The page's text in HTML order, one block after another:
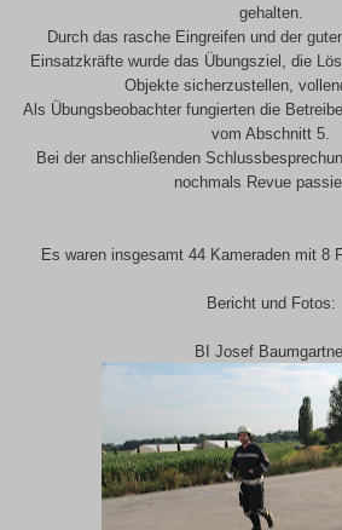
gehalten.
Durch das rasche Eingreifen und der
Einsatzkräfte wurde das Übungsziel, die
Objekte sicherzustellen,
Als Übungsbeobachter fungierten die
vom Abschnitt 5.
Bei der anschließenden
nochmals Revue
Es waren insgesamt 44 Kameraden mit 8
Bericht und Fotos:
BI Josef